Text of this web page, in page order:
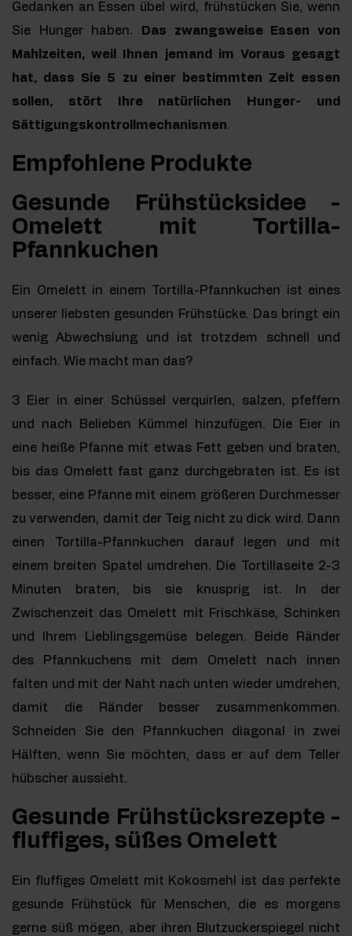
Gedanken an Essen übel wird, frühstücken Sie, wenn
Sie Hunger haben.
Das zwangsweise Essen von
Mahlzeiten, weil Ihnen jemand im Voraus gesagt
hat, dass Sie 5 zu einer bestimmten Zeit essen
sollen, stört Ihre natürlichen Hunger- und
Sättigungskontrollmechanismen.
Empfohlene Produkte
Gesunde Frühstücksidee -
Omelett mit Tortilla-
Pfannkuchen
Ein Omelett in einem Tortilla-Pfannkuchen ist eines
unserer liebsten gesunden Frühstücke. Das bringt ein
wenig Abwechslung und ist trotzdem schnell und
einfach. Wie macht man das?
3 Eier in einer Schüssel verquirlen, salzen, pfeffern
und nach Belieben Kümmel hinzufügen. Die Eier in
eine heiße Pfanne mit etwas Fett geben und braten,
bis das Omelett fast ganz durchgebraten ist. Es ist
besser, eine Pfanne mit einem größeren Durchmesser
zu verwenden, damit der Teig nicht zu dick wird. Dann
einen Tortilla-Pfannkuchen darauf legen und mit
einem breiten Spatel umdrehen. Die Tortillaseite 2-3
Minuten braten, bis sie knusprig ist. In der
Zwischenzeit das Omelett mit Frischkäse, Schinken
und Ihrem Lieblingsgemüse belegen. Beide Ränder
des Pfannkuchens mit dem Omelett nach innen
falten und mit der Naht nach unten wieder umdrehen,
damit die Ränder besser zusammenkommen.
Schneiden Sie den Pfannkuchen diagonal in zwei
Hälften, wenn Sie möchten, dass er auf dem Teller
hübscher aussieht.
Gesunde Frühstücksrezepte -
fluffiges, süßes Omelett
Ein fluffiges Omelett mit Kokosmehl ist das perfekte
gesunde Frühstück für Menschen, die es morgens
gerne süß mögen, aber ihren Blutzuckerspiegel nicht